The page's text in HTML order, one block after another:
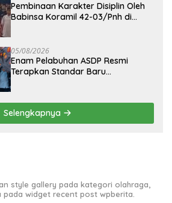
Pembinaan Karakter Disiplin Oleh
Babinsa Koramil 42-03/Pnh di
05/08/2026
Enam Pelabuhan ASDP Resmi
Terapkan Standar Baru
Selengkapnya
style gallery pada kategori olahraga,
pada widget recent post wpberita.